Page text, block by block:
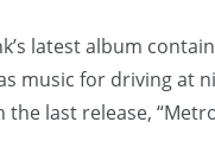
latest album
music for driving at
last release,